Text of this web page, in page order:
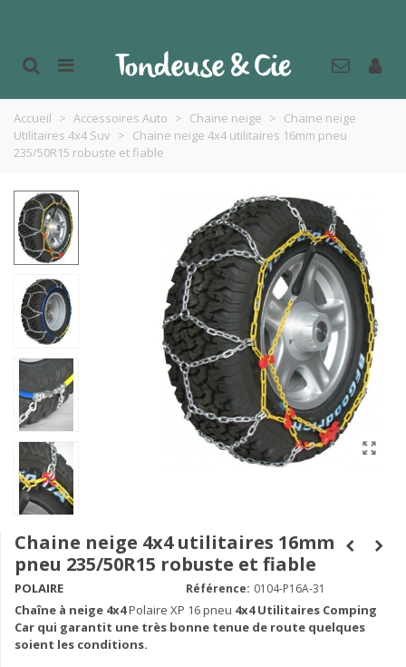
Accueil > Accessoires Auto > Chaine neige > Chaine neige
Utilitaires 4x4 Suv > Chaine neige 4x4 utilitaires 16mm pneu
235/50R15 robuste et fiable
Chaine neige 4x4 utilitaires 16mm
pneu 235/50R15 robuste et fiable
POLAIRE Référence: 0104-P16A-31
Chaîne à neige 4x4Polaire XP 16 pneu 4x4 Utilitaires Comping
Car qui garantit une très bonne tenue de route quelques
soient les conditions.